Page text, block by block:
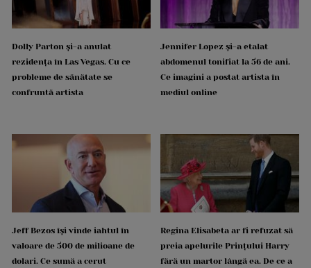
Dolly Parton și-a anulat
rezidența în Las Vegas. Cu ce
probleme de sănătate se
confruntă artista
Jennifer Lopez și-a etalat
abdomenul tonifiat la 56 de ani.
Ce imagini a postat artista în
mediul online
Jeff Bezos își vinde iahtul în
valoare de 500 de milioane de
dolari. Ce sumă a cerut
Regina Elisabeta ar fi refuzat să
preia apelurile Prințului Harry
fără un martor lângă ea. De ce a